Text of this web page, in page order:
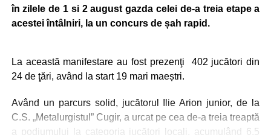
Păcurar), Cocan, Goronea (60, Bura); Rezerve: Similie,
Iosif, Mâlnă, G. Cristea. Antrenor: Lucian Itu.
Hondorocu – Giurică, Morariu – Vreja, Viașu, Buțurcă –
Trip; rezerve Krupenschi, Fulga, Nițu, Mihăilă, Polgar, R.
în zilele de 1 si 2 august gazda celei de-a treia etape a
acestei întâlniri, la un concurs de șah rapid.
La această manifestare au fost prezenţi 402 jucători din
24 de ţări, având la start 19 mari maeștri.
Având un parcurs solid, jucătorul Ilie Arion junior, de la
C.S. „Metalurgistul” Cugir, a urcat pe cea de-a treia treaptă
a podiumului la categoria jucători locali, acumulând 6.5